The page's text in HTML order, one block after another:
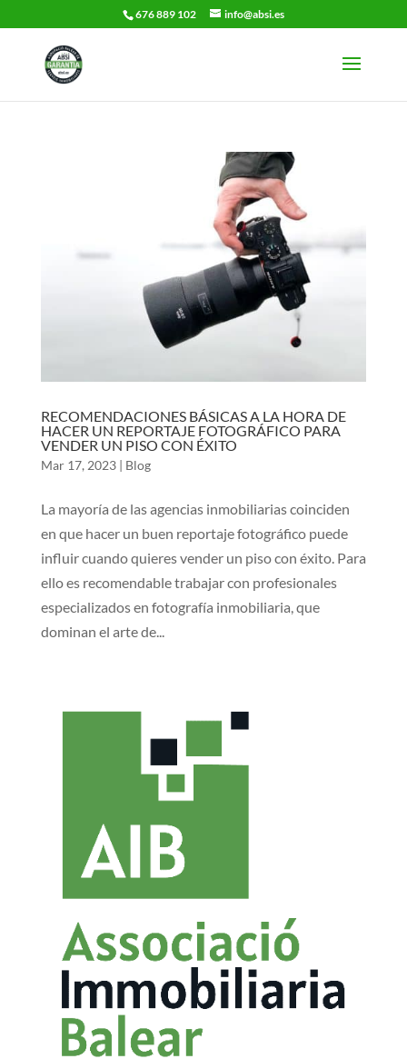
676 889 102 info@absi.es
RECOMENDACIONES BÁSICAS A LA HORA DE
HACER UN REPORTAJE FOTOGRÁFICO PARA
VENDER UN PISO CON ÉXITO
Mar 17, 2023| Blog
La mayoría de las agencias inmobiliarias coinciden
en que hacer un buen reportaje fotográfico puede
influir cuando quieres vender un piso con éxito. Para
ello es recomendable trabajar con profesionales
especializados en fotografía inmobiliaria, que
dominan el arte de...